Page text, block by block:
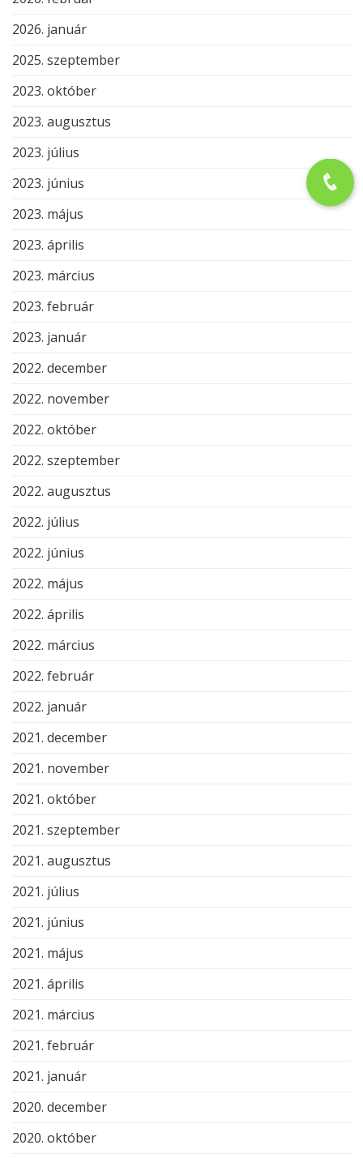
2026. január
2025. szeptember
2023. október
2023. augusztus
2023. július
2023. június
2023. május
2023. április
2023. március
2023. február
2023. január
2022. december
2022. november
2022. október
2022. szeptember
2022. augusztus
2022. július
2022. június
2022. május
2022. április
2022. március
2022. február
2022. január
2021. december
2021. november
2021. október
2021. szeptember
2021. augusztus
2021. július
2021. június
2021. május
2021. április
2021. március
2021. február
2021. január
2020. december
2020. október